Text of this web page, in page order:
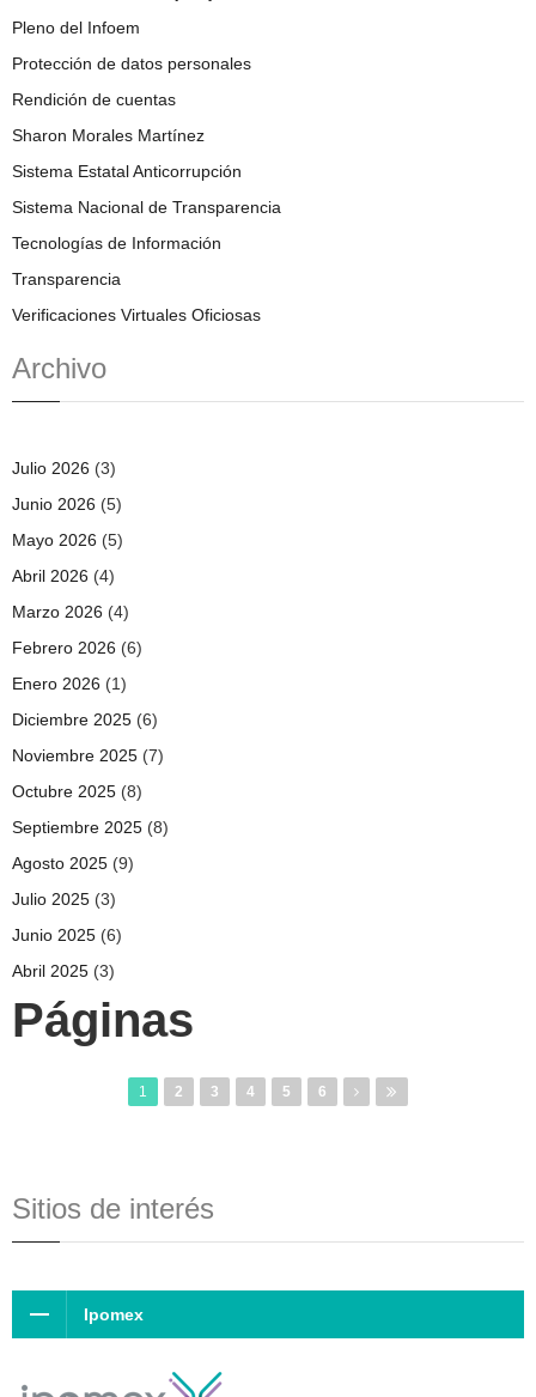
Pleno del Infoem
Protección de datos personales
Rendición de cuentas
Sharon Morales Martínez
Sistema Estatal Anticorrupción
Sistema Nacional de Transparencia
Tecnologías de Información
Transparencia
Verificaciones Virtuales Oficiosas
Archivo
Julio 2026 (3)
Junio 2026 (5)
Mayo 2026 (5)
Abril 2026 (4)
Marzo 2026 (4)
Febrero 2026 (6)
Enero 2026 (1)
Diciembre 2025 (6)
Noviembre 2025 (7)
Octubre 2025 (8)
Septiembre 2025 (8)
Agosto 2025 (9)
Julio 2025 (3)
Junio 2025 (6)
Abril 2025 (3)
Páginas
1 2 3 4 5 6
Sitios de interés
Ipomex